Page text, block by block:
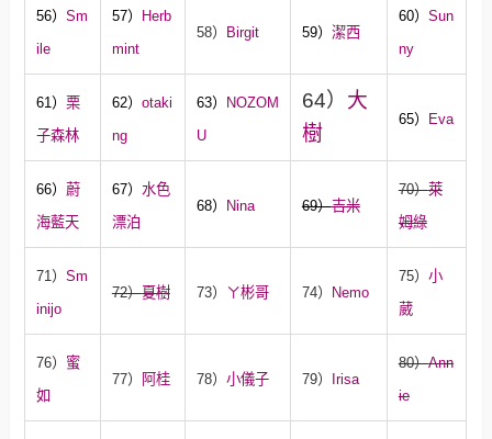
56） Sm
ile
57） Herb
mint
58） Birgit 59） 潔西
60） Sun
ny
61） 栗
子森林
62） otaki
ng
63） NOZOM
U
64） 大
樹
65） Eva
66） 蔚
海藍天
67） 水色
漂泊
68） Nina 69）吉米
70）萊
姆綠
71） Sm
inijo
72）夏樹 73） ㄚ彬哥 74） Nemo
75） 小
葳
76） 蜜
如
77） 阿桂 78） 小儀子 79） Irisa
80）Ann
ie